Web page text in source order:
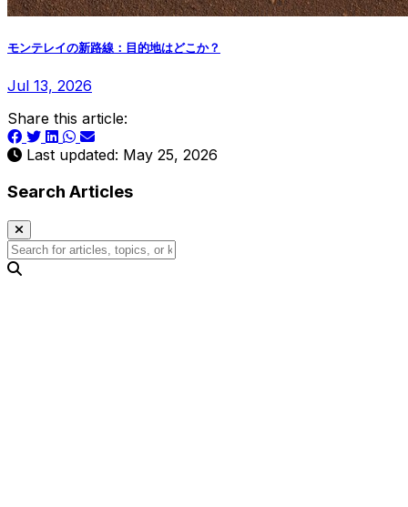
モンテレイの新路線：目的地はどこか？
Jul 13, 2026
Share this article:
Last updated: May 25, 2026
Search Articles